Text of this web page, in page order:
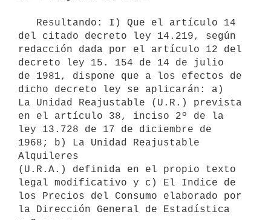
del citado decreto ley 14.219, según
redacción dada por el artículo 12 del
decreto ley 15. 154 de 14 de julio
de 1981, dispone que a los efectos de
dicho decreto ley se aplicarán: a)
La Unidad Reajustable (U.R.) prevista
en el artículo 38, inciso 2º de la
ley 13.728 de 17 de diciembre de
1968; b) La Unidad Reajustable
Alquileres
(U.R.A.) definida en el propio texto
legal modificativo y c) El Indice de
los Precios del Consumo elaborado por
la Dirección General de Estadística